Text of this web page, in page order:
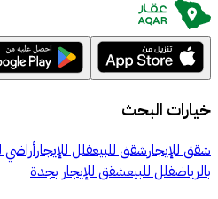
خيارات البحث
شقق للإيجارشقق للبيعفلل للإيجارأراضي
بالرياضفلل للبيعشقق للإيجار بجدة